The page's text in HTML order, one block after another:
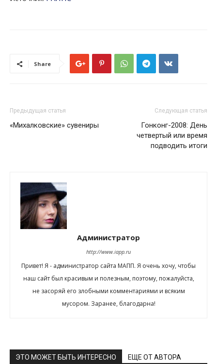
Share
Предыдущая статья
«Михалковские» сувениры
Следующая статья
Гонконг-2008: День
четвертый или время
подводить итоги
Администратор
http://www.iapp.ru
Привет! Я - администратор сайта МАПП. Я очень хочу, чтобы
наш сайт был красивым и полезным, поэтому, пожалуйста,
не засоряй его злобными комментариями и всяким
мусором. Заранее, благодарна!
ЭТО МОЖЕТ БЫТЬ ИНТЕРЕСНО ЕЩЕ ОТ АВТОРА